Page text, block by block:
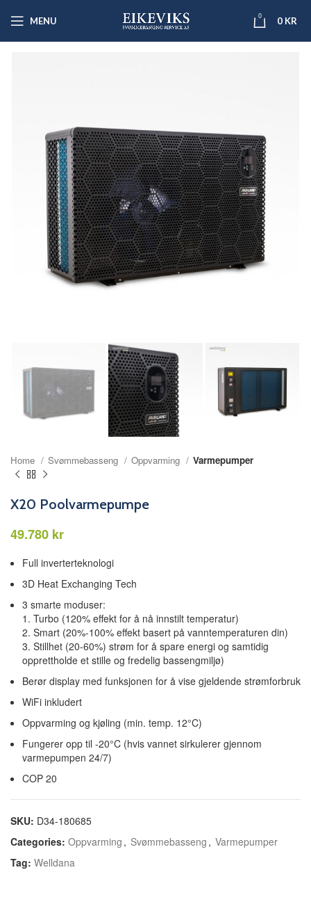
MENU 0 0 KR
Home Svømmebasseng Oppvarming Varmepumper
X20 Poolvarmepumpe
kr
Full inverterteknologi
3D Heat Exchanging Tech
3 smarte moduser:
1. Turbo (120% effekt for å nå innstilt temperatur)
2. Smart (20%-100% effekt basert på vanntemperaturen din)
3. Stillhet (20-60%) strøm for å spare energi og samtidig
opprettholde et stille og fredelig bassengmiljø)
Berør display med funksjonen for å vise gjeldende strømforbruk
WiFi inkludert
Oppvarming og kjøling (min. temp. 12°C)
Fungerer opp til -20°C (hvis vannet sirkulerer gjennom
varmepumpen 24/7)
COP 20
SKU: D34-180685
Categories: Oppvarming , Svømmebasseng , Varmepumper
Tag: Welldana